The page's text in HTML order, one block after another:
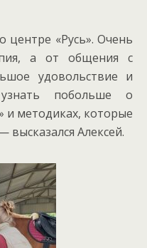
центре «Русь». Очень
а от общения с
удовольствие и
побольше о
и методиках, которые
высказался Алексей.